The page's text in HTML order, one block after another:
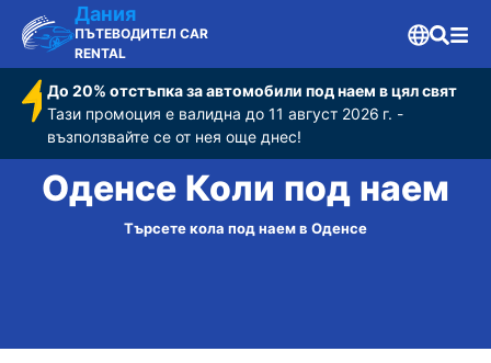
Дания
ПЪТЕВОДИТЕЛ CAR
RENTAL
До 20% отстъпка за автомобили под наем в цял свят
Тази промоция е валидна до 11 август 2026 г. -
възползвайте се от нея още днес!
Оденсе Коли под наем
Търсете кола под наем в Оденсе